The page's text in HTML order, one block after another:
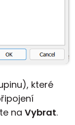
které
na Vybrat.